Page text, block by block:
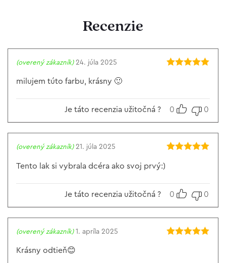
Recenzie
(overený zákazník) 24. júla 2025
milujem túto farbu, krásny 🙂
Je táto recenzia užitočná ? 0 0
(overený zákazník) 21. júla 2025
Tento lak si vybrala dcéra ako svoj prvý:)
Je táto recenzia užitočná ? 0 0
(overený zákazník) 1. apríla 2025
Krásny odtieň😊